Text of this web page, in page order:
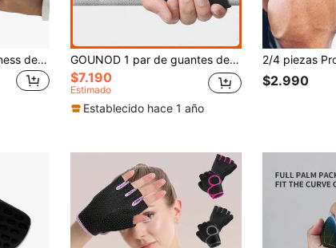
2 piezas Agarres de fitness de silicona, agarres de ejercicio de goma antideslizantes, protectores de muñeca, diseño cómodo, adecuado para entrenamiento en el gimnasio y ejercicio, levantamiento de pesas, peso muerto, pad de barra, agarres para dominadas GOUNOD 1 par de guantes de soporte de muñeca de fibra ultrafina, antideslizantes y duraderos con protección para las manos para equipos de gimnasio, dominadas, bandas de asistencia para levantamiento de pesas, uso en fitness y deportes.
$7.190
Estimado
Establecido hace 1 año
$2.990